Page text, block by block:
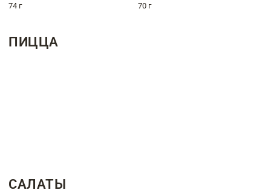
74 г 70 г
ПИЦЦА
САЛАТЫ